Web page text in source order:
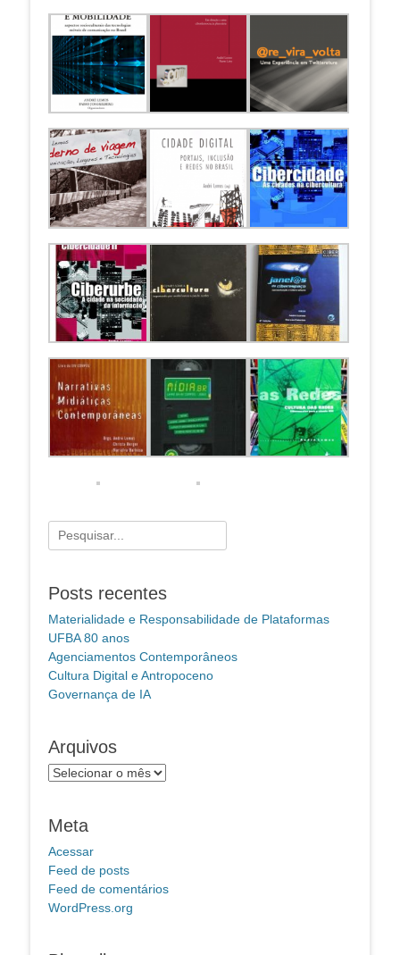
Pesquisar
por:
Posts recentes
Materialidade e Responsabilidade de Plataformas
UFBA 80 anos
Agenciamentos Contemporâneos
Cultura Digital e Antropoceno
Governança de IA
Arquivos
Arquivos
Meta
Acessar
Feed de posts
Feed de comentários
WordPress.org